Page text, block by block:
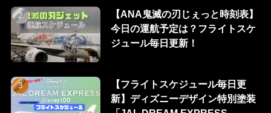
【ANA鬼滅の刃じぇっと時刻表】
今日の運航予定は？フライトスケ
ジュール毎日更新！
【フライトスケジュール毎日更
新】ディズニーデザイン特別塗装